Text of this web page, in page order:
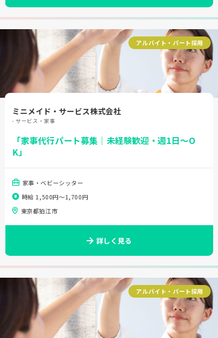
アルバイト・パート採用
ミニメイド・サービス株式会社
- サービス・家事
「家事代行パート募集｜未経験歓迎・週1日～O
K」
家事・ベビーシッター
時給 1,500円〜1,700円
東京都狛江市
詳しく見る
アルバイト・パート採用